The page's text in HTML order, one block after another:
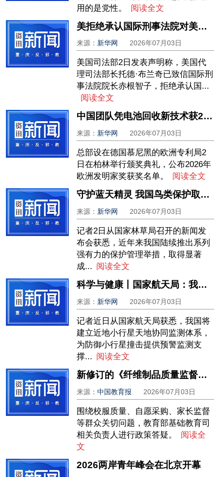
用的是党性。
阅读全文
美拒绝承认国际刑事法院对美国人有司法管辖权
来源： 新华网 2026年07月03日
美国司法部2日发表声明称，美国代
理司法部长托德·布兰奇已致信国际刑
事法院院长赤根智子，拒绝承认国...
阅读全文
中国团队凭电池回收新技术获2026年欧洲发明家奖
来源： 新华网 2026年07月03日
总部设在德国慕尼黑的欧洲专利局2
日在柏林举行颁奖典礼，公布2026年
欧洲发明家奖获奖名单。
阅读全文
守护蓝天精灵 我国鸟类保护取得新成效
来源： 新华网 2026年07月03日
记者2日从国家林草局召开的新闻发
布会获悉，近年来我国陆续推出系列
强有力的保护管理举措，取得显著
成... 阅读全文
科学与健康丨国家航天局：我国将建立近地小行星天地协同监测体系
来源： 新华网 2026年07月03日
记者近日从国家航天局获悉，我国将
建立近地小行星天地协同监测体系，
为防御小行星撞击提供预警监测支
撑... 阅读全文
新修订的《纤维制品质量监督管理办法》正式施行——校服如何穿得更安心
来源：中国教育报 2026年07月03日
围绕校服质量、自愿采购、家长监督
等群众关切问题，教育部基础教育司
相关负责人进行政策答疑。
阅读全
文
2026两岸青年峰会在北京开幕